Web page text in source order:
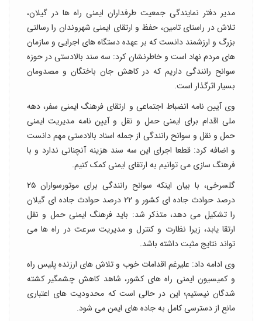
مدیر دفتر نمایندگی جمعیت طرفداران ایمنی راه ها در گیلان،
تلاش در راستای تامین، حفظ و ارتقای ایمنی شهروندان را رسالتی
بزرگ و ارزشمند دانست که بر عهده دستگاه های اجرایی و سازمان
های مردم نهاد است و خاطرنشان کرد: سه سند بالادستی در حوزه
سوانح رانندگی داریم که در کاهش جان باختگان و مصدومان
بسیار اثرگذار است.
وی آیین نامه انضباط اجتماعی و ارتقای فرهنگ ایمنی سفر، دهه
ملی اقدام برای ایمنی حمل و نقل و آیین نامه مدیریت ایمنی
حمل و نقل و سوانح رانندگی از جمله اسناد بالادستی مهم دانست
و اضافه کرد: قطعا اجرای این سه سند هزینه آنچنانی ندارد و با
فرهنگ سازی می توانیم به ارتقای ایمنی کمک کنیم.
گلسرخی، با بیان اینکه سوانح رانندگی برای موتورسواران ۲۵
درصد حوادث جاده ای کشور و ۲۲ درصد حوادث جاده ای گیلان
را تشکیل می دهد، متذکر شد: باید فرهنگ ایمنی حمل و نقل
ارتقا یابد، زیرا نظارت و کنترل و مدیریت سرعت در راه ها می
تواند نتایج مثبت داشته باشد.
وی ادامه داد: علیرغم اقدامات خوب و تلاش های ارزنده پلیس راه
و کمیسیون ایمنی راه های کشور، شاهد کاهش چشمگیر کشته
شدگان نیستیم؛ این در حالی است که محدودیت های اعتباری
مانع از دسترسی کامل به جاده های ایمن می شود.